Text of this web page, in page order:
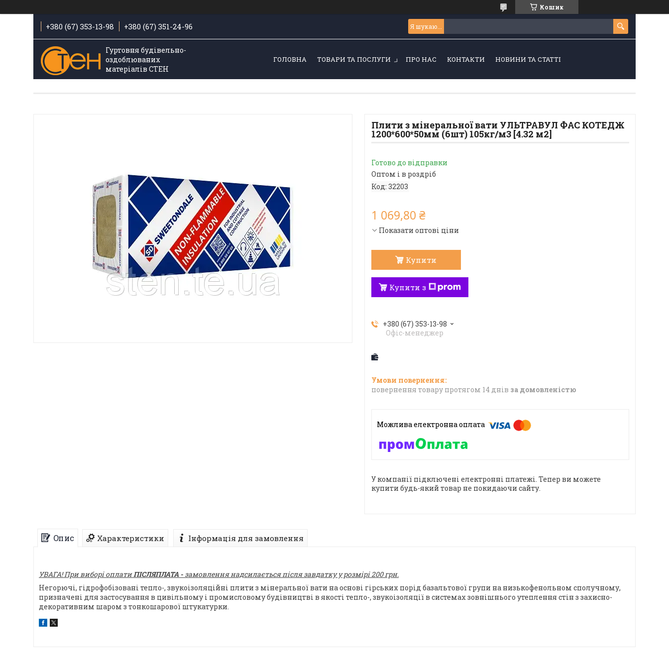
Кошик
+380 (67) 353-13-98 +380 (67) 351-24-96
Гуртовня будівельно-
оздоблюваних
матеріалів СТЕН
ГОЛОВНА ТОВАРИ ТА ПОСЛУГИ ПРО НАС КОНТАКТИ НОВИНИ ТА СТАТТІ
Плити з мінеральної вати УЛЬТРАВУЛ ФАС КОТЕДЖ
1200*600*50мм (6шт) 105кг/м3 [4.32 м2]
Готово до відправки
Оптом і в роздріб
Код: 32203
1 069,80 ₴
Показати оптові ціни
Купити
Купити з
+380 (67) 353-13-98
Офіс-менеджер
повернення товару протягом 14 днів за домовленістю
У компанії підключені електронні платежі. Тепер ви можете
купити будь-який товар не покидаючи сайту.
Опис Характеристики Інформація для замовлення
УВАГА! При виборі оплатиПІСЛЯПЛАТА - замовлення надсилається після завдатку у розмірі 200 грн.
Негорючі, гідрофобізовані тепло-, звукоізоляційні плити з мінеральної вати на основі гірських порід базальтової групи на низькофенольном сполучному,
призначені для застосування в цивільному і промисловому будівництві в якості тепло-, звукоізоляції в системах зовнішнього утеплення стін з захисно-
декоративним шаром з тонкошарової штукатурки.